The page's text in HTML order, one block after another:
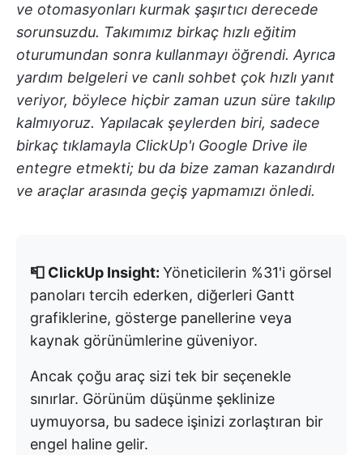
ve otomasyonları kurmak şaşırtıcı derecede
sorunsuzdu. Takımımız birkaç hızlı eğitim
oturumundan sonra kullanmayı öğrendi. Ayrıca
yardım belgeleri ve canlı sohbet çok hızlı yanıt
veriyor, böylece hiçbir zaman uzun süre takılıp
kalmıyoruz. Yapılacak şeylerden biri, sadece
birkaç tıklamayla ClickUp'ı Google Drive ile
entegre etmekti; bu da bize zaman kazandırdı
ve araçlar arasında geçiş yapmamızı önledi.
📮 ClickUp Insight: Yöneticilerin %31'i görsel
panoları tercih ederken, diğerleri Gantt
grafiklerine, gösterge panellerine veya
kaynak görünümlerine güveniyor.
Ancak çoğu araç sizi tek bir seçenekle
sınırlar. Görünüm düşünme şeklinize
uymuyorsa, bu sadece işinizi zorlaştıran bir
engel haline gelir.